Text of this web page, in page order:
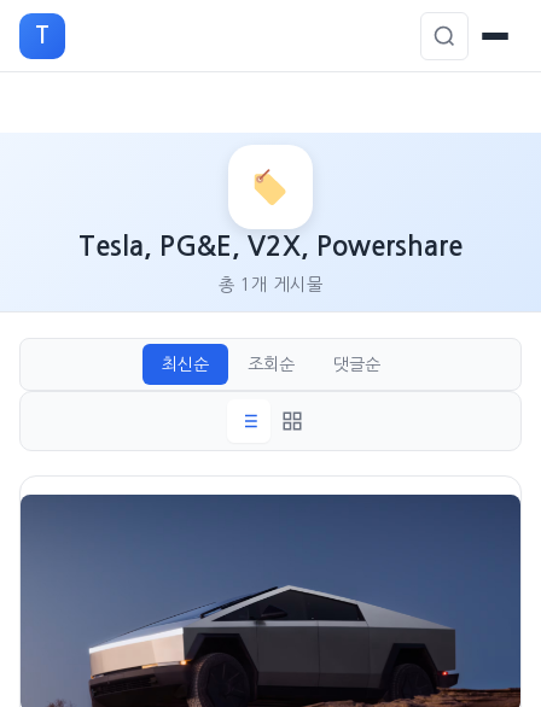
T
Tesla, PG&E, V2X, Powershare
총 1개 게시물
최신순 조회순 댓글순